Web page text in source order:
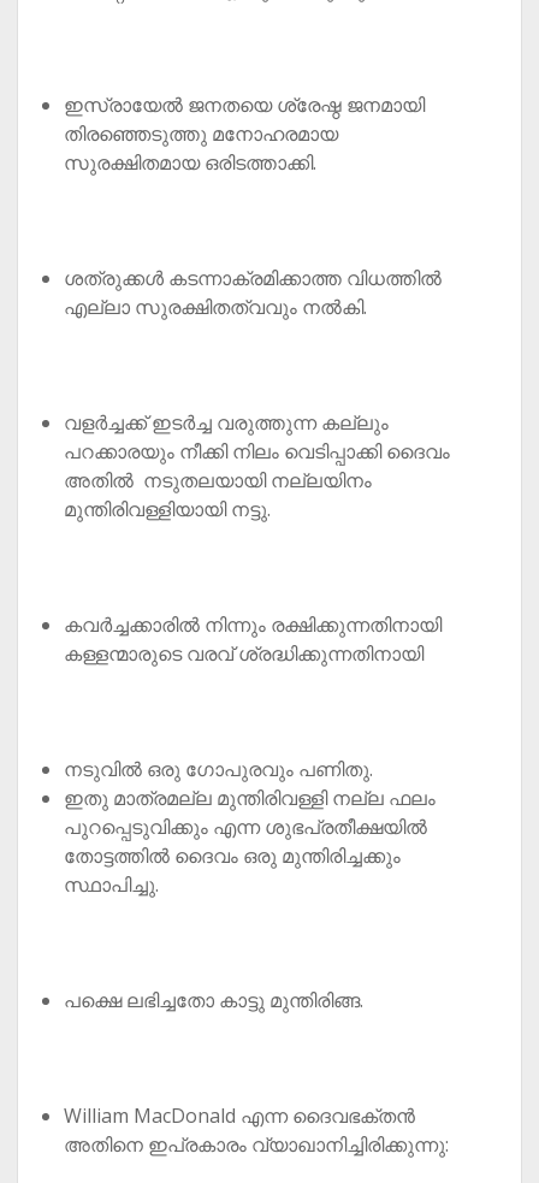
ഇസ്രായേൽ ജനതയെ ശ്രേഷ്ഠ ജനമായി
തിരഞ്ഞെടുത്തു മനോഹരമായ
സുരക്ഷിതമായ ഒരിടത്താക്കി.
ശത്രുക്കൾ കടന്നാക്രമിക്കാത്ത വിധത്തിൽ
എല്ലാ സുരക്ഷിതത്വവും നൽകി.
വളർച്ചക്ക് ഇടർച്ച വരുത്തുന്ന കല്ലും
പറക്കാരയും നീക്കി നിലം വെടിപ്പാക്കി ദൈവം
അതിൽ നടുതലയായി നല്ലയിനം
മുന്തിരിവള്ളിയായി നട്ടു.
കവർച്ചക്കാരിൽ നിന്നും രക്ഷിക്കുന്നതിനായി
കള്ളന്മാരുടെ വരവ് ശ്രദ്ധിക്കുന്നതിനായി
നടുവിൽ ഒരു ഗോപുരവും പണിതു.
ഇതു മാത്രമല്ല മുന്തിരിവള്ളി നല്ല ഫലം
പുറപ്പെടുവിക്കും എന്ന ശുഭപ്രതീക്ഷയിൽ
തോട്ടത്തിൽ ദൈവം ഒരു മുന്തിരിച്ചക്കും
സ്ഥാപിച്ചു.
പക്ഷെ ലഭിച്ചതോ കാട്ടു മുന്തിരിങ്ങ.
William MacDonald എന്ന ദൈവഭക്തൻ
അതിനെ ഇപ്രകാരം വ്യാഖാനിച്ചിരിക്കുന്നു: